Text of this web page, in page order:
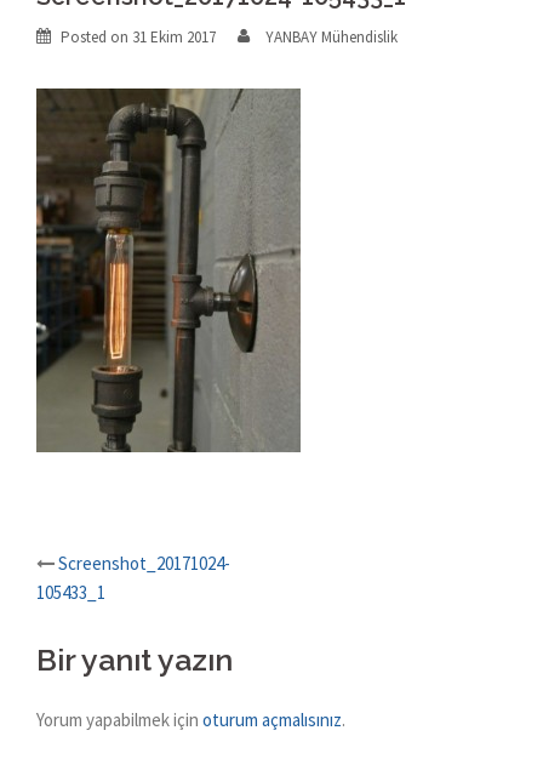
Posted on 31 Ekim 2017 YANBAY Mühendislik
Post
navigation
Screenshot_20171024-
105433_1
Bir yanıt yazın
Yorum yapabilmek için oturum açmalısınız.